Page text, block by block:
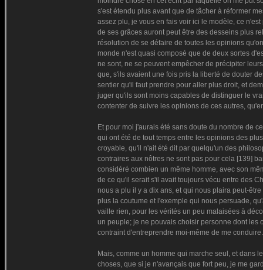
s'est étendu plus avant que de tâcher à réformer
assez plu, je vous en fais voir ici le modèle, ce
de ses grâces auront peut être des desseins plus
résolution de se défaire de toutes les opinions
monde n'est quasi composé que de deux sortes
ne sont, ne se peuvent empêcher de précipiter
que, s'ils avaient une fois pris la liberté de douter
sentier qu'il faut prendre pour aller plus droit, et
juger qu'ils sont moins capables de distinguer le
contenter de suivre les opinions de ces autres,
Et pour moi j'aurais été sans doute du nombre de
qui ont été de tout temps entre les opinions des
croyable, qu'il n'ait été dit par quelqu'un des
contraires aux nôtres ne sont pas pour cela [139]
considéré combien un même homme, avec son
de ce qu'il serait s'il avait toujours vécu entre des
nous a plu il y a dix ans, et qui nous plaira peut-
plus la coutume et l'exemple qui nous persuade,
vaille rien, pour les vérités un peu malaisées à
un peuple; je ne pouvais choisir personne dont les
contraint d'entreprendre moi-même de me conduire.
Mais, comme un homme qui marche seul, et dans
choses, que si je n'avançais que fort peu, je me